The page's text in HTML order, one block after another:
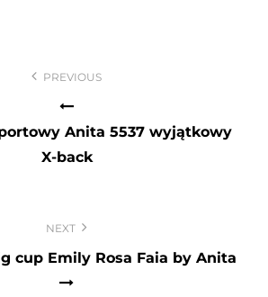
PREVIOUS
Anita 5537 wyjątkowy
X-back
NEXT
cup Emily Rosa Faia by Anita